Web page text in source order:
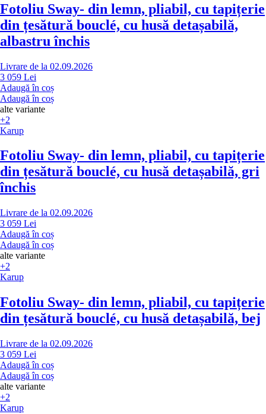
Fotoliu Sway- din lemn, pliabil, cu tapițerie
din țesătură bouclé, cu husă detașabilă,
albastru închis
Livrare de la 02.09.2026
3 059 Lei
Adaugă în coș
Adaugă în coș
alte variante
+2
Karup
Fotoliu Sway- din lemn, pliabil, cu tapițerie
din țesătură bouclé, cu husă detașabilă, gri
închis
Livrare de la 02.09.2026
3 059 Lei
Adaugă în coș
Adaugă în coș
alte variante
+2
Karup
Fotoliu Sway- din lemn, pliabil, cu tapițerie
din țesătură bouclé, cu husă detașabilă, bej
Livrare de la 02.09.2026
3 059 Lei
Adaugă în coș
Adaugă în coș
alte variante
+2
Karup